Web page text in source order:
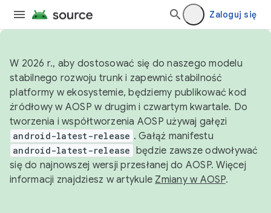
Zaloguj się
W 2026 r., aby dostosować się do naszego modelu
stabilnego rozwoju trunk i zapewnić stabilność
platformy w ekosystemie, będziemy publikować kod
źródłowy w AOSP w drugim i czwartym kwartale. Do
tworzenia i współtworzenia AOSP używaj gałęzi
android-latest-release . Gałąź manifestu
android-latest-release będzie zawsze odwoływać
się do najnowszej wersji przesłanej do AOSP. Więcej
informacji znajdziesz w artykule Zmiany w AOSP.